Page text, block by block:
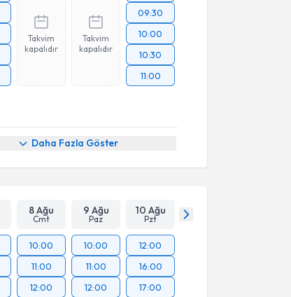
Takvim
kapalıdır
Takvim
kapalıdır
09:30
10:00
10:30
11:00
Daha Fazla Göster
8 Ağu
Cmt
9 Ağu
Paz
10 Ağu
Pzt
10:00
11:00
12:00
10:00
11:00
12:00
12:00
16:00
17:00